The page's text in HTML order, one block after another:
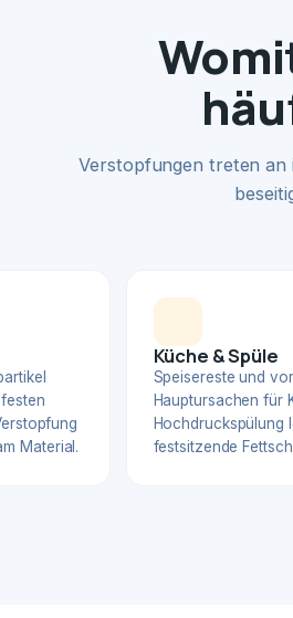
Verstopfungen treten
Material.
Küche & Spüle
Speisereste und
Hauptursachen für
Hochdruckspülung
festsitzende